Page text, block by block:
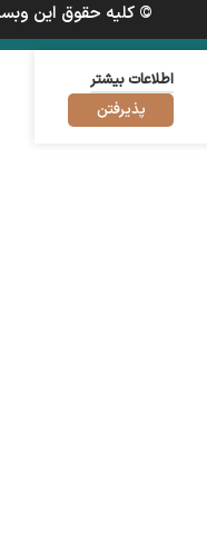
© کلیه حقوق این
اطلاعات بیشتر
پذیرفتن